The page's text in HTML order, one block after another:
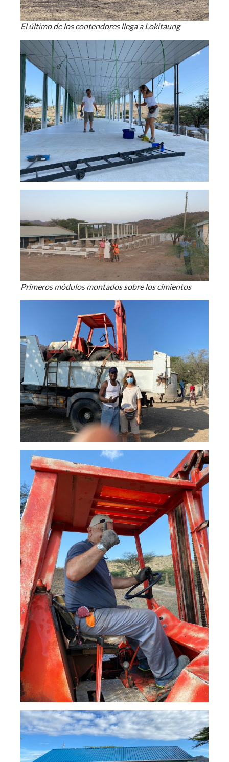
El último de los contendores llega a Lokitaung
Primeros módulos montados sobre los cimientos